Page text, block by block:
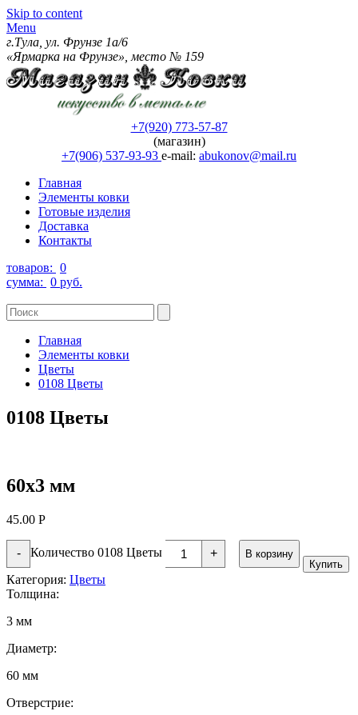
Skip to content
Menu
г.Тула, ул. Фрунзе 1а/6
«Ярмарка на Фрунзе», место № 159
+7(920) 773-57-87
(магазин)
+7(906) 537-93-93 e-mail: abukonov@mail.ru
Главная
Элементы ковки
Готовые изделия
Доставка
Контакты
товаров: 0
сумма: 0 руб.
Главная
Элементы ковки
Цветы
0108 Цветы
0108 Цветы
60х3 мм
45.00 Р
- Количество 0108 Цветы +
В корзину
Купить
Категория: Цветы
Толщина:
3 мм
Диаметр:
60 мм
Отверстрие: